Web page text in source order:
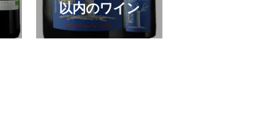
以内のワイン